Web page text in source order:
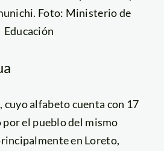
Foto: Ministerio de
Educación
, cuyo alfabeto cuenta con 17
por el pueblo del mismo
en Loreto,